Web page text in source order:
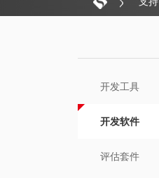
开发工具
开发软件
评估套件